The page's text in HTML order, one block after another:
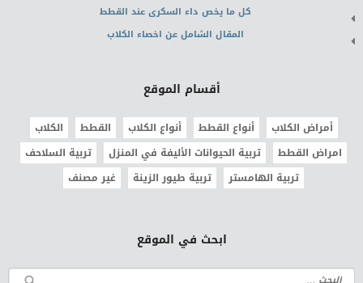
كل ما يخص داء السكرى عند القطط
المقال الشامل عن اخصاء الكلاب
أقسام الموقع
أمراض الكلاب أنواع القطط أنواع الكلاب القطط
الكلاب
امراض القطط
تربية الحيوانات الأليفة في المنزل
تربية السلاحف
تربية الهامستر
تربية طيور الزينة غير مصنف
ابحث في الموقع